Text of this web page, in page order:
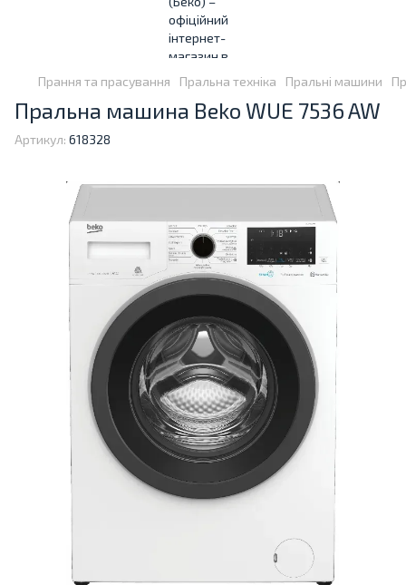
Прання та прасування Пральна техніка Пральні машини
Пральна машина Beko WUE 7536 AW
Артикул: 618328